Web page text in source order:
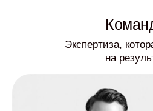
Экспертиза,
на